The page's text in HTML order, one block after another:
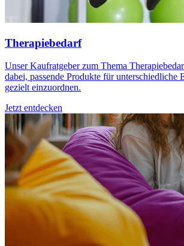
Therapiebedarf
Unser Kaufratgeber zum Thema
dabei, passende Produkte für unterschiedliche
gezielt einzuordnen.
Jetzt entdecken